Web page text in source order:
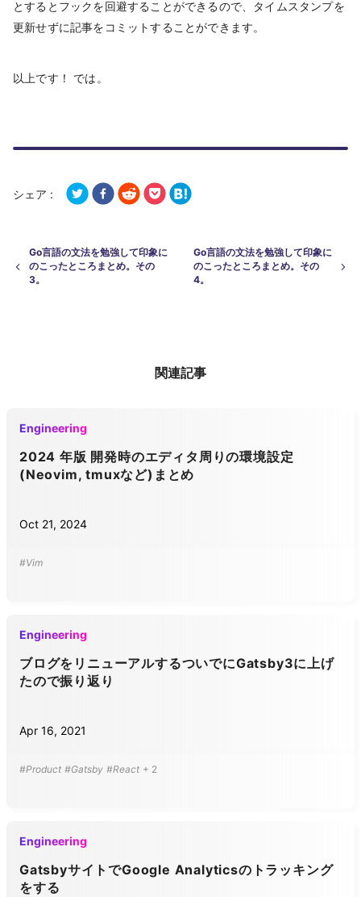
とするとフックを回避することができるので、タイムスタンプを
更新せずに記事をコミットすることができます。
以上です！ では。
シェア :
Go言語の文法を勉強して印象に
のこったところまとめ。その
3。
Go言語の文法を勉強して印象に
のこったところまとめ。その
4。
関連記事
Engineering
2024 年版 開発時のエディタ周りの環境設定
(Neovim, tmuxなど)まとめ
Oct 21, 2024
#Vim
Engineering
ブログをリニューアルするついでにGatsby3に上げ
たので振り返り
Apr 16, 2021
#Product #Gatsby #React + 2
Engineering
GatsbyサイトでGoogle Analyticsのトラッキング
をする